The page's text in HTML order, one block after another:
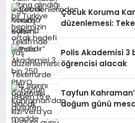
Çocuk Koruma
düzenlemesi:
Polis Akademisi 3
öğrencisi alacak
Tayfun
doğum günü